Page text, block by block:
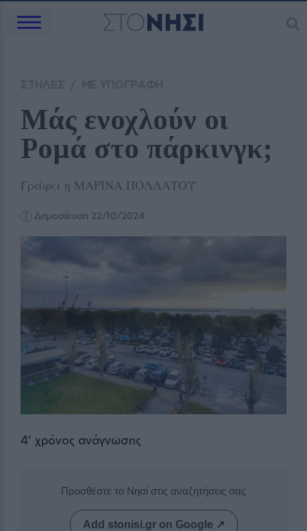
Μάς ενοχλούν οι
Ρομά στο πάρκινγκ;
Γράφει η ΜΑΡΙΝΑ ΠΟΛΛΑΤΟΥ
Δημοσίευση 22/10/2024
4' χρόνος ανάγνωσης
Προσθέστε το Νησί στις αναζητήσεις σας
Add stonisi.gr on Google ↗